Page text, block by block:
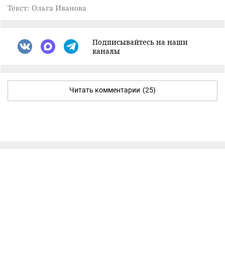
Текст: Ольга Иванова
Подписывайтесь на наши
каналы
Читать комментарии (25)